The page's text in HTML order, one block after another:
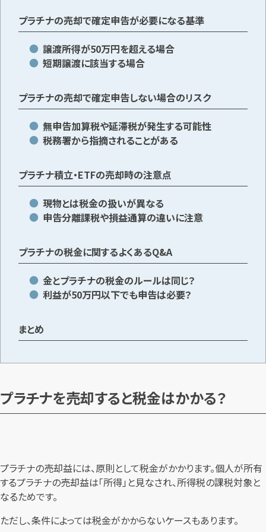
プラチナの売却で確定申告が必要になる基準
譲渡所得が50万円を超える場合
短期譲渡に該当する場合
プラチナの売却で確定申告しない場合のリスク
無申告加算税や延滞税が発生する可能性
税務署から指摘されることがある
プラチナ積立・ETFの売却時の注意点
現物とは税金の扱いが異なる
申告分離課税や損益通算の違いに注意
プラチナの税金に関するよくあるQ&A
金とプラチナの税金のルールは同じ？
利益が50万円以下でも申告は必要？
まとめ
プラチナを売却すると税金はかかる？
プラチナの売却益には、原則として税金がかかります。個人が所有
するプラチナの売却益は「所得」と見なされ、所得税の課税対象と
なるためです。
ただし、条件によっては税金がかからないケースもあります。